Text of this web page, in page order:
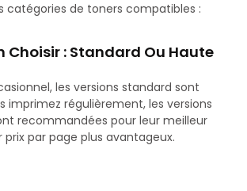
catégories de toners compatibles :
Choisir : Standard Ou Haute
les versions standard sont
imprimez régulièrement, les versions
recommandées pour leur meilleur
par page plus avantageux.